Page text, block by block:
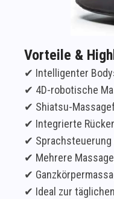
Vorteile &
✔ Intelligenter
✔ 4D-robotische
✔ Shiatsu-
✔ Integrierte
✔ Sprachsteuerung
✔ Mehrere
✔
✔ Ideal zur